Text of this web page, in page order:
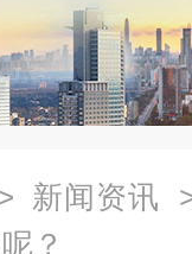
新闻资讯
？